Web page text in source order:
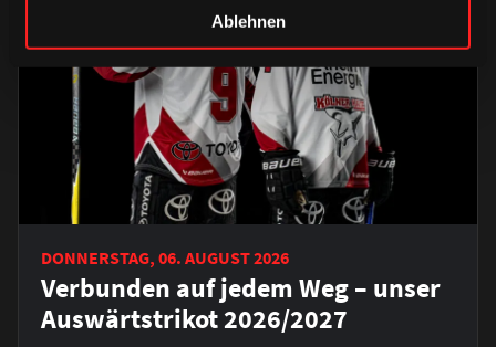
Ablehnen
DONNERSTAG, 06. AUGUST 2026
Verbunden auf jedem Weg – unser
Auswärtstrikot 2026/2027